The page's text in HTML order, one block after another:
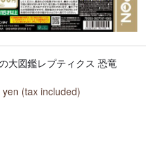
大図鑑レプティクス 恐竜
yen (tax included)